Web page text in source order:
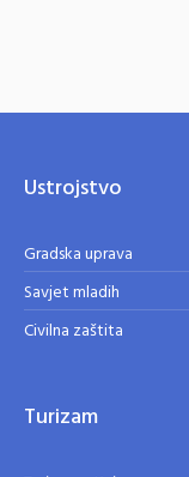
Ustrojstvo
Gradska uprava
Savjet mladih
Civilna zaštita
Turizam